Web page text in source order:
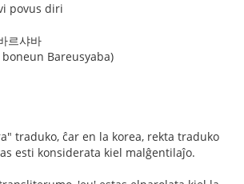
povus diri
르샤바
Bareusyaba)
traduko, ĉar en la korea, rekta traduko
esti konsiderata kiel malĝentilaĵo.